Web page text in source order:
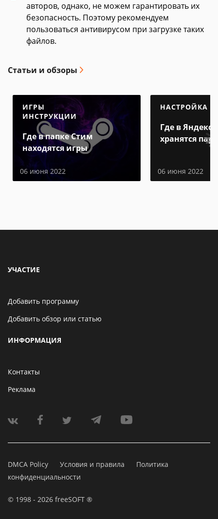
авторов, однако, не можем гарантировать их
безопасность. Поэтому рекомендуем
пользоваться антивирусом при загрузке таких
файлов.
Статьи и обзоры
ИГРЫ
ИНСТРУКЦИИ
Где в папке Стим
находятся игры
06 июня 2022
НАСТРОЙКА
Где в Яндекс
хранятся
06 июня 2022
УЧАСТИЕ
Добавить программу
Добавить обзор или статью
ИНФОРМАЦИЯ
Контакты
Реклама
DMCA Policy Условия и правила
Политика
конфиденциальности
© 1998 - 2026 freeSOFT ®